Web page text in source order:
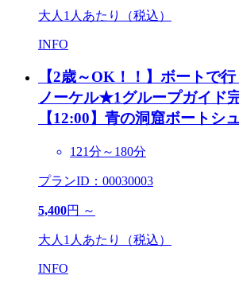
大人1人あたり（税込）
INFO
【2歳～OK！！】ボートで
ノーケル★1グループガイド
【12:00】青の洞窟ボートシ
121分～180分
プランID：00030003
5,400円 ～
大人1人あたり（税込）
INFO